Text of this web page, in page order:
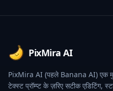
PixMira AI
PixMira AI (पहले Banana AI) एक
टेक्स्ट प्रॉम्प्ट के ज़रिए सटीक एडिटिंग,